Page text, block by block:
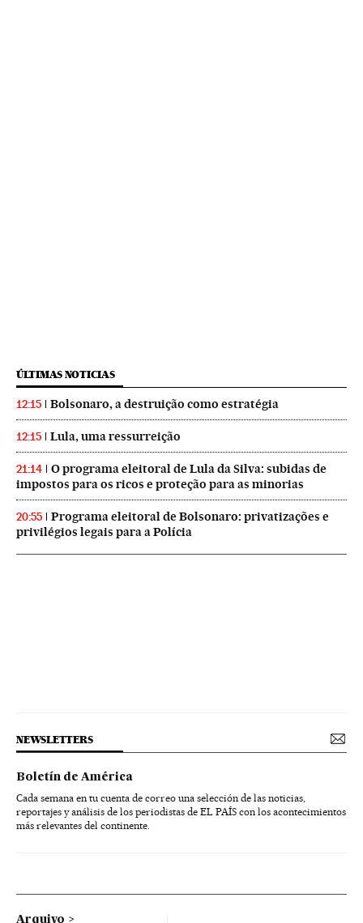
ÚLTIMAS NOTICIAS
12:15 Bolsonaro, a destruição como estratégia
12:15 Lula, uma ressurreição
21:14
O programa eleitoral de Lula da Silva: subidas de
impostos para os ricos e proteção para as minorias
20:55
Programa eleitoral de Bolsonaro: privatizações e
privilégios legais para a Polícia
NEWSLETTERS
Boletín de América
Cada semana en tu cuenta de correo una selección de las noticias,
reportajes y análisis de los periodistas de EL PAÍS con los acontecimientos
más relevantes del continente.
Arquivo